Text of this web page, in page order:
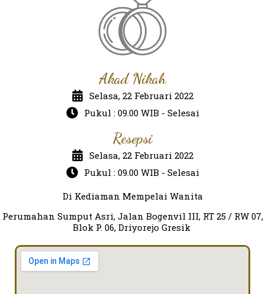
Akad Nikah
Selasa, 22 Februari 2022
Pukul : 09.00 WIB - Selesai
Resepsi
Selasa, 22 Februari 2022
Pukul : 09.00 WIB - Selesai
Di Kediaman Mempelai Wanita
Perumahan Sumput Asri, Jalan Bogenvil III, RT 25 / RW 07,
Blok P. 06, Driyorejo Gresik